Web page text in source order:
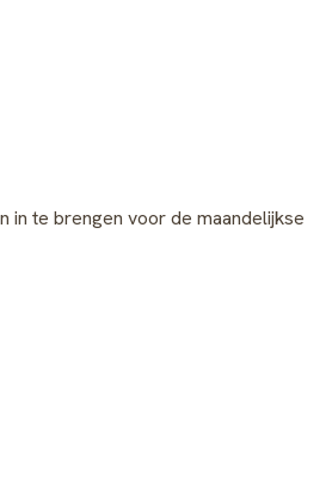
in te brengen voor de maandelijkse